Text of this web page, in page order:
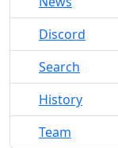
Discord
Search
History
Team